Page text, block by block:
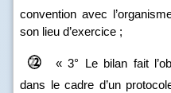
convention avec
son lieu d’exercice ;
« 3° Le bilan fait
dans le cadre d’un